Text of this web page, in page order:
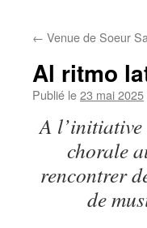
← Venue de Soeur
Al ritmo
Publié le23 mai 2025
A l’initiative
chorale
rencontrer
de